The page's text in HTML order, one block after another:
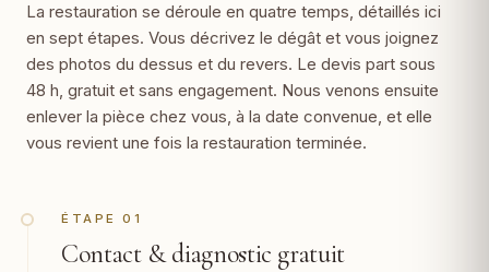
La restauration se déroule en quatre temps, détaillés ici
en sept étapes. Vous décrivez le dégât et vous joignez
des photos du dessus et du revers. Le devis part sous
48 h, gratuit et sans engagement. Nous venons ensuite
enlever la pièce chez vous, à la date convenue, et elle
vous revient une fois la restauration terminée.
ÉTAPE 01
Contact & diagnostic gratuit